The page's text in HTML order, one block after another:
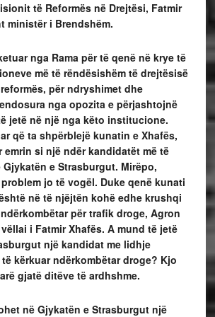
të Reformës në Drejtësi, Fatmir
ministër i Brendshëm.
nga Rama për të qenë në krye të
më të rëndësishëm të drejtësisë
për ndryshimet dhe
nga opozita e përjashtojnë
jetë në një nga këto institucione.
që ta shpërblejë kunatin e Xhafës,
si një ndër kandidatët më të
e Strasburgut. Mirëpo,
jo të vogël. Duke qenë kunati
në të njëjtën kohë edhe krushqi
për trafik droge, Agron
i Fatmir Xhafës. A mund të jetë
një kandidat me lidhje
kërkuar ndërkombëtar droge? Kjo
gjatë ditëve të ardhshme.
në Gjykatën e Strasburgut një